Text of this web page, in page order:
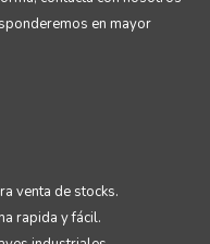
en mayor
venta de stocks.
rapida y fácil.